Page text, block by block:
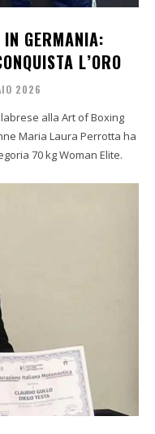
IN GERMANIA:
L’ORO
2026
alla Art of Boxing
Maria Laura Perrotta ha
70 kg Woman Elite.